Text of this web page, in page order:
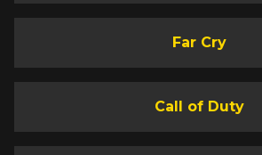
Far Cry
Call of Duty